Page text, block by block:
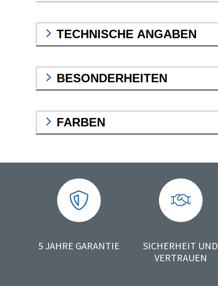
TECHNISCHE ANGABEN
BESONDERHEITEN
FARBEN
5 JAHRE GARANTIE
SICHERHEIT UND
VERTRAUEN